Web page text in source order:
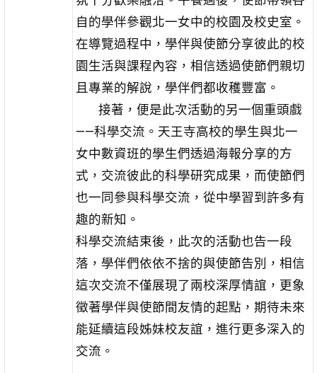
自的學伴參觀北一女中的校園及校史室。
在導覽過程中，學伴與使節分享彼此的校
園生活與課程內容，相信透過使節們親切
且專業的解說，學伴們都收穫豐富。
接著，便是此次活動的另一個重頭戲
——科學交流。天王寺高校的學生與北一
女中數資班的學生們透過海報分享的方
式，交流彼此的科學研究成果，而使節們
也一同參與科學交流，從中學習到許多有
趣的新知。
科學交流結束後，此次的活動也告一段
落，學伴們依依不捨的與使節告別，相信
這次交流不僅展現了兩校深厚情誼，更象
徵著學伴與使節間友情的起點，期待未來
能延續這段姊妹校友誼，進行更多深入的
交流。